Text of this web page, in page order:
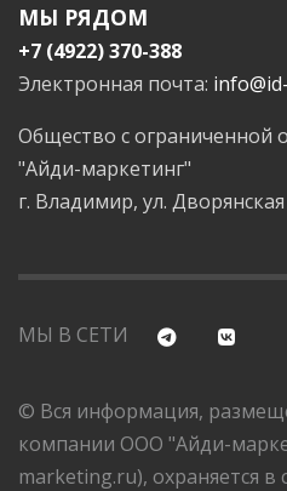
МЫ РЯДОМ
+7 (4922) 370-388
Электронная почта:
Общество с ограниченной
"Айди-маркетинг"
г. Владимир, ул.
МЫ В СЕТИ
© Вся информация,
компании ООО "Айди-
marketing.ru), охраняется в